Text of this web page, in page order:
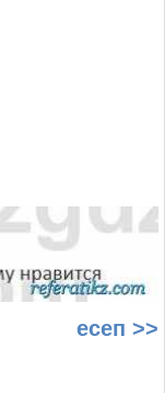
есеп >>